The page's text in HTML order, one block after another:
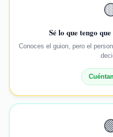
Sé lo que tengo
Conoces el guion, pero el